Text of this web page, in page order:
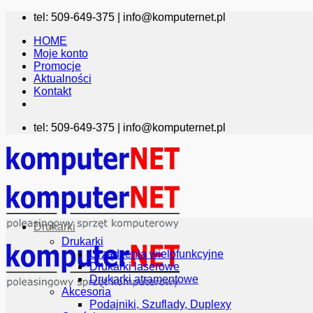
Przewiń
zawartości
tel: 509-649-375 | info@komputernet.pl
HOME
Moje konto
Promocje
Aktualności
Kontakt
tel: 509-649-375 | info@komputernet.pl
Drukarki
Drukarki
Urządzenia wielofunkcyjne
Drukarki laserowe
Drukarki atramentowe
Akcesoria
Podajniki, Szuflady, Duplexy